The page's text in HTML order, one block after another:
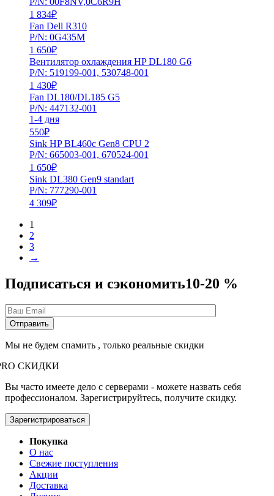
1 834₽
Fan Dell R310
P/N: 0G435M
1 650₽
Вентилятор охлаждения HP DL180 G6
P/N: 519199-001, 530748-001
1 430₽
Fan DL180/DL185 G5
P/N: 447132-001
1-4 дня
550₽
Sink HP BL460c Gen8 CPU 2
P/N: 665003-001, 670524-001
1 650₽
Sink DL380 Gen9 standart
P/N: 777290-001
4 309₽
1
2
3
→
Подписаться и сэкономить10-20 %
Мы не будем спамить , только реальные скидки
СКИДКИ
Вы часто имеете дело с серверами - можете назвать себя
профессионалом. Зарегистрируйтесь, получите скидку.
Зарегистрироваться
Покупка
О нас
Свежие поступления
Акции
Доставка